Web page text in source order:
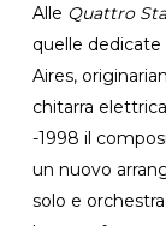
Alle Quattro
quelle dedicate
Aires,
chitarra
-1998 il
un nuovo
solo e